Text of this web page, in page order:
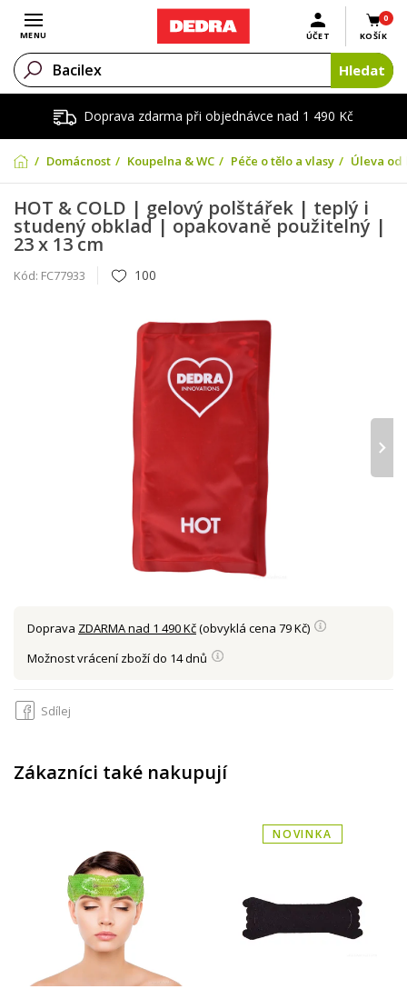
Doprava zdarma při objednávce nad 1 490 Kč
Otevřít menu
MENU
0
KOŠÍK
ÚČET
Hledat
Domácnost Koupelna & WC Péče o tělo a vlasy Úleva od
HOT & COLD | gelový polštářek | teplý i
studený obklad | opakovaně použitelný |
23 x 13 cm
Kód: FC77933 100
›
Doprava ZDARMA nad 1 490 Kč(obvyklá cena 79 Kč)
Možnost vrácení zboží do 14 dnů
Sdílej
Zákazníci také nakupují
NOVINKA